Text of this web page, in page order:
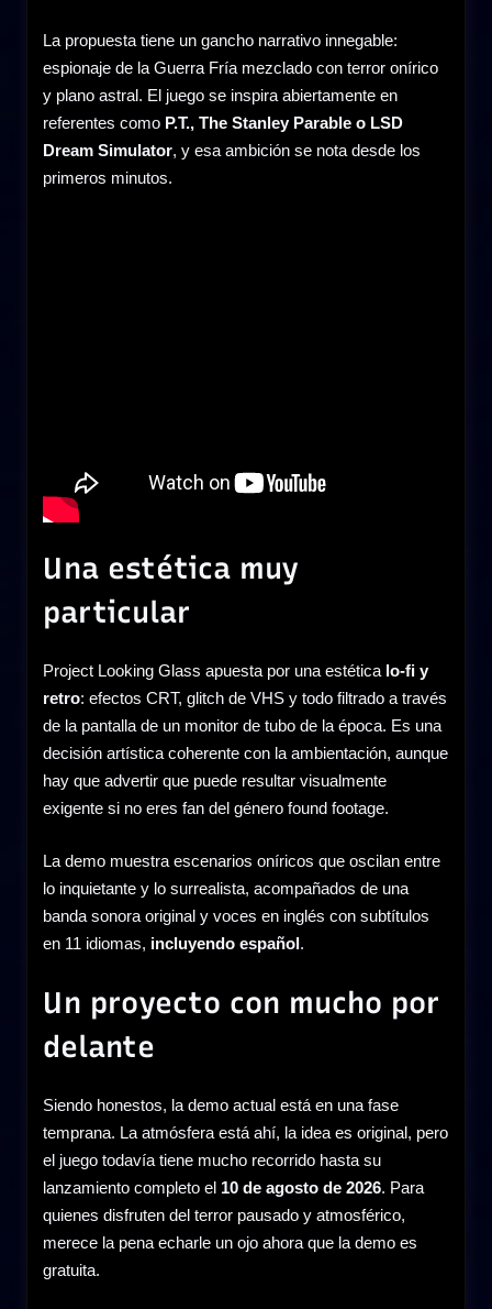
La propuesta tiene un gancho narrativo innegable:
espionaje de la Guerra Fría mezclado con terror onírico
y plano astral. El juego se inspira abiertamente en
referentes como P.T., The Stanley Parable o LSD
Dream Simulator, y esa ambición se nota desde los
primeros minutos.
Una estética muy
particular
Project Looking Glass apuesta por una estética lo-fi y
retro: efectos CRT, glitch de VHS y todo filtrado a través
de la pantalla de un monitor de tubo de la época. Es una
decisión artística coherente con la ambientación, aunque
hay que advertir que puede resultar visualmente
exigente si no eres fan del género found footage.
La demo muestra escenarios oníricos que oscilan entre
lo inquietante y lo surrealista, acompañados de una
banda sonora original y voces en inglés con subtítulos
en 11 idiomas, incluyendo español.
Un proyecto con mucho por
delante
Siendo honestos, la demo actual está en una fase
temprana. La atmósfera está ahí, la idea es original, pero
el juego todavía tiene mucho recorrido hasta su
lanzamiento completo el 10 de agosto de 2026. Para
quienes disfruten del terror pausado y atmosférico,
merece la pena echarle un ojo ahora que la demo es
gratuita.